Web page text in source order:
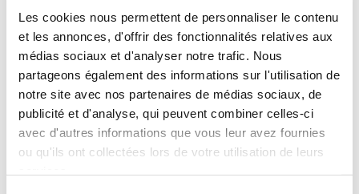
Les cookies nous permettent de personnaliser le contenu
et les annonces, d'offrir des fonctionnalités relatives aux
médias sociaux et d'analyser notre trafic. Nous
partageons également des informations sur l'utilisation de
notre site avec nos partenaires de médias sociaux, de
publicité et d'analyse, qui peuvent combiner celles-ci
avec d'autres informations que vous leur avez fournies
ou qu'ils ont collectées lors de votre utilisation de leurs
202003
Modèle de provenance
Caractéristiques techniques
En stock 18,00 € TTC
AJOUTER AU PANIER